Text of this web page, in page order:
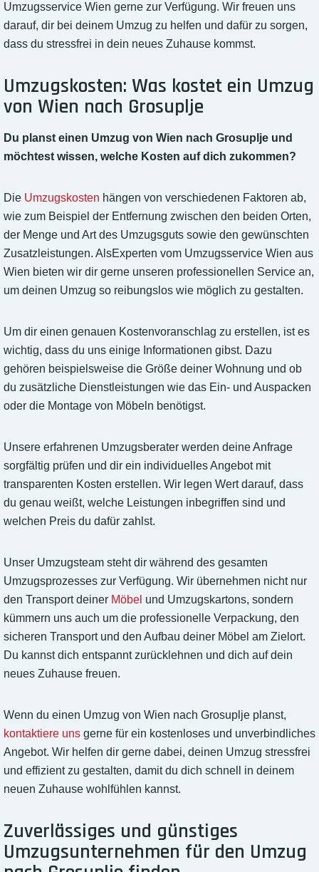
Umzugsservice Wien gerne zur Verfügung. Wir freuen uns
darauf, dir bei deinem Umzug zu helfen und dafür zu sorgen,
dass du stressfrei in dein neues Zuhause kommst.
Umzugskosten: Was kostet ein Umzug
von Wien nach Grosuplje
Du planst einen Umzug von Wien nach Grosuplje und
möchtest wissen, welche Kosten auf dich zukommen?
Die Umzugskosten hängen von verschiedenen Faktoren ab,
wie zum Beispiel der Entfernung zwischen den beiden Orten,
der Menge und Art des Umzugsguts sowie den gewünschten
Zusatzleistungen. AlsExperten vom Umzugsservice Wien aus
Wien bieten wir dir gerne unseren professionellen Service an,
um deinen Umzug so reibungslos wie möglich zu gestalten.
Um dir einen genauen Kostenvoranschlag zu erstellen, ist es
wichtig, dass du uns einige Informationen gibst. Dazu
gehören beispielsweise die Größe deiner Wohnung und ob
du zusätzliche Dienstleistungen wie das Ein- und Auspacken
oder die Montage von Möbeln benötigst.
Unsere erfahrenen Umzugsberater werden deine Anfrage
sorgfältig prüfen und dir ein individuelles Angebot mit
transparenten Kosten erstellen. Wir legen Wert darauf, dass
du genau weißt, welche Leistungen inbegriffen sind und
welchen Preis du dafür zahlst.
Unser Umzugsteam steht dir während des gesamten
Umzugsprozesses zur Verfügung. Wir übernehmen nicht nur
den Transport deiner Möbel und Umzugskartons, sondern
kümmern uns auch um die professionelle Verpackung, den
sicheren Transport und den Aufbau deiner Möbel am Zielort.
Du kannst dich entspannt zurücklehnen und dich auf dein
neues Zuhause freuen.
Wenn du einen Umzug von Wien nach Grosuplje planst,
kontaktiere uns gerne für ein kostenloses und unverbindliches
Angebot. Wir helfen dir gerne dabei, deinen Umzug stressfrei
und effizient zu gestalten, damit du dich schnell in deinem
neuen Zuhause wohlfühlen kannst.
Zuverlässiges und günstiges
Umzugsunternehmen für den Umzug